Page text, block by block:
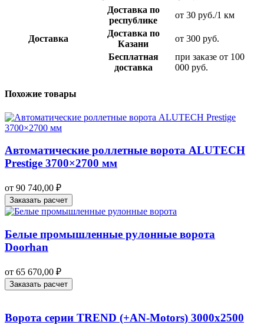
Доставка
Доставка по
республике
от 30 руб./1 км
Доставка по
Казани
от 300 руб.
Бесплатная
доставка
при заказе от 100
000 руб.
Похожие товары
Автоматические роллетные ворота ALUTECH
Prestige 3700×2700 мм
от 90 740,00 ₽
Заказать расчет
Белые промышленные рулонные ворота
Doorhan
от 65 670,00 ₽
Заказать расчет
Ворота серии TREND (+AN‑Motors) 3000х2500